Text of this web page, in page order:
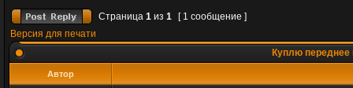
Страница 1 из 1
[ 1 сообщение ]
Версия для печати
Куплю переднее
Автор